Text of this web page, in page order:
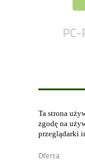
Ta strona
zgodę na
przeglądarki
Oferta